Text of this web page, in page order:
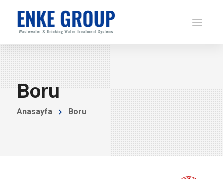
Boru
Anasayfa Boru